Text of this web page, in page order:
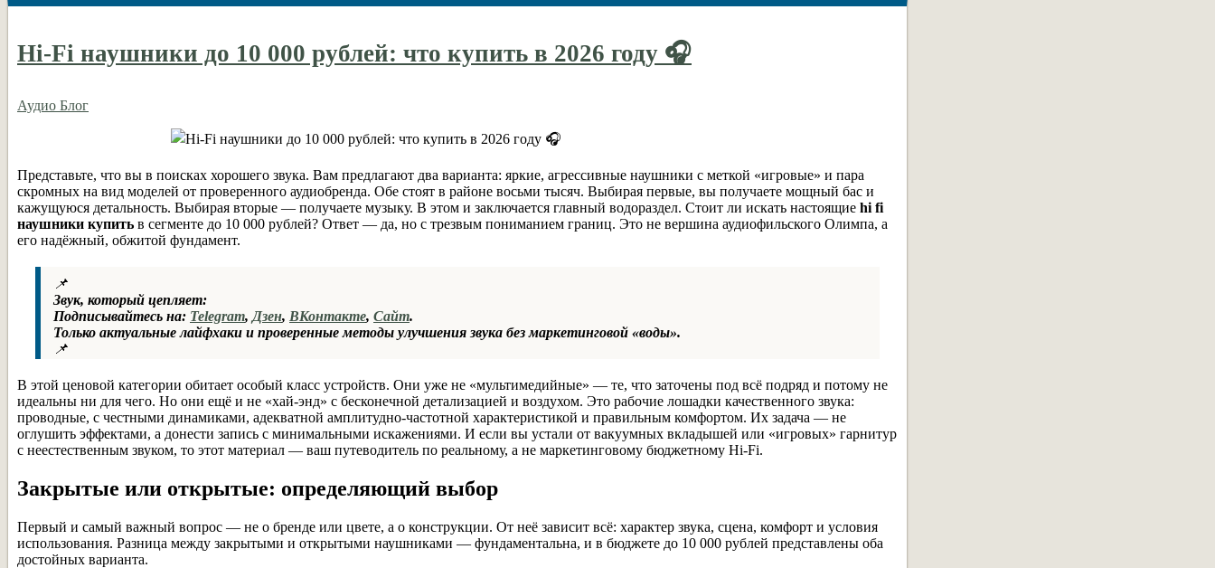
Hi-Fi наушники до 10 000 рублей: что купить в 2026 году 🎧
Аудио Блог
Представьте, что вы в поисках хорошего звука. Вам предлагают два варианта: яркие, агрессивные наушники с меткой «игровые» и пара
скромных на вид моделей от проверенного аудиобренда. Обе стоят в районе восьми тысяч. Выбирая первые, вы получаете мощный бас и
кажущуюся детальность. Выбирая вторые — получаете музыку. В этом и заключается главный водораздел. Стоит ли искать настоящие hi fi
наушники купить в сегменте до 10 000 рублей? Ответ — да, но с трезвым пониманием границ. Это не вершина аудиофильского Олимпа, а
его надёжный, обжитой фундамент.
📌
Звук, который цепляет:
Подписывайтесь на: Telegram, Дзен, ВКонтакте, Сайт.
Только актуальные лайфхаки и проверенные методы улучшения звука без маркетинговой «воды».
📌
В этой ценовой категории обитает особый класс устройств. Они уже не «мультимедийные» — те, что заточены под всё подряд и потому не
идеальны ни для чего. Но они ещё и не «хай-энд» с бесконечной детализацией и воздухом. Это рабочие лошадки качественного звука:
проводные, с честными динамиками, адекватной амплитудно-частотной характеристикой и правильным комфортом. Их задача — не
оглушить эффектами, а донести запись с минимальными искажениями. И если вы устали от вакуумных вкладышей или «игровых» гарнитур
с неестественным звуком, то этот материал — ваш путеводитель по реальному, а не маркетинговому бюджетному Hi-Fi.
Закрытые или открытые: определяющий выбор
Первый и самый важный вопрос — не о бренде или цвете, а о конструкции. От неё зависит всё: характер звука, сцена, комфорт и условия
использования. Разница между закрытыми и открытыми наушниками — фундаментальна, и в бюджете до 10 000 рублей представлены оба
достойных варианта.